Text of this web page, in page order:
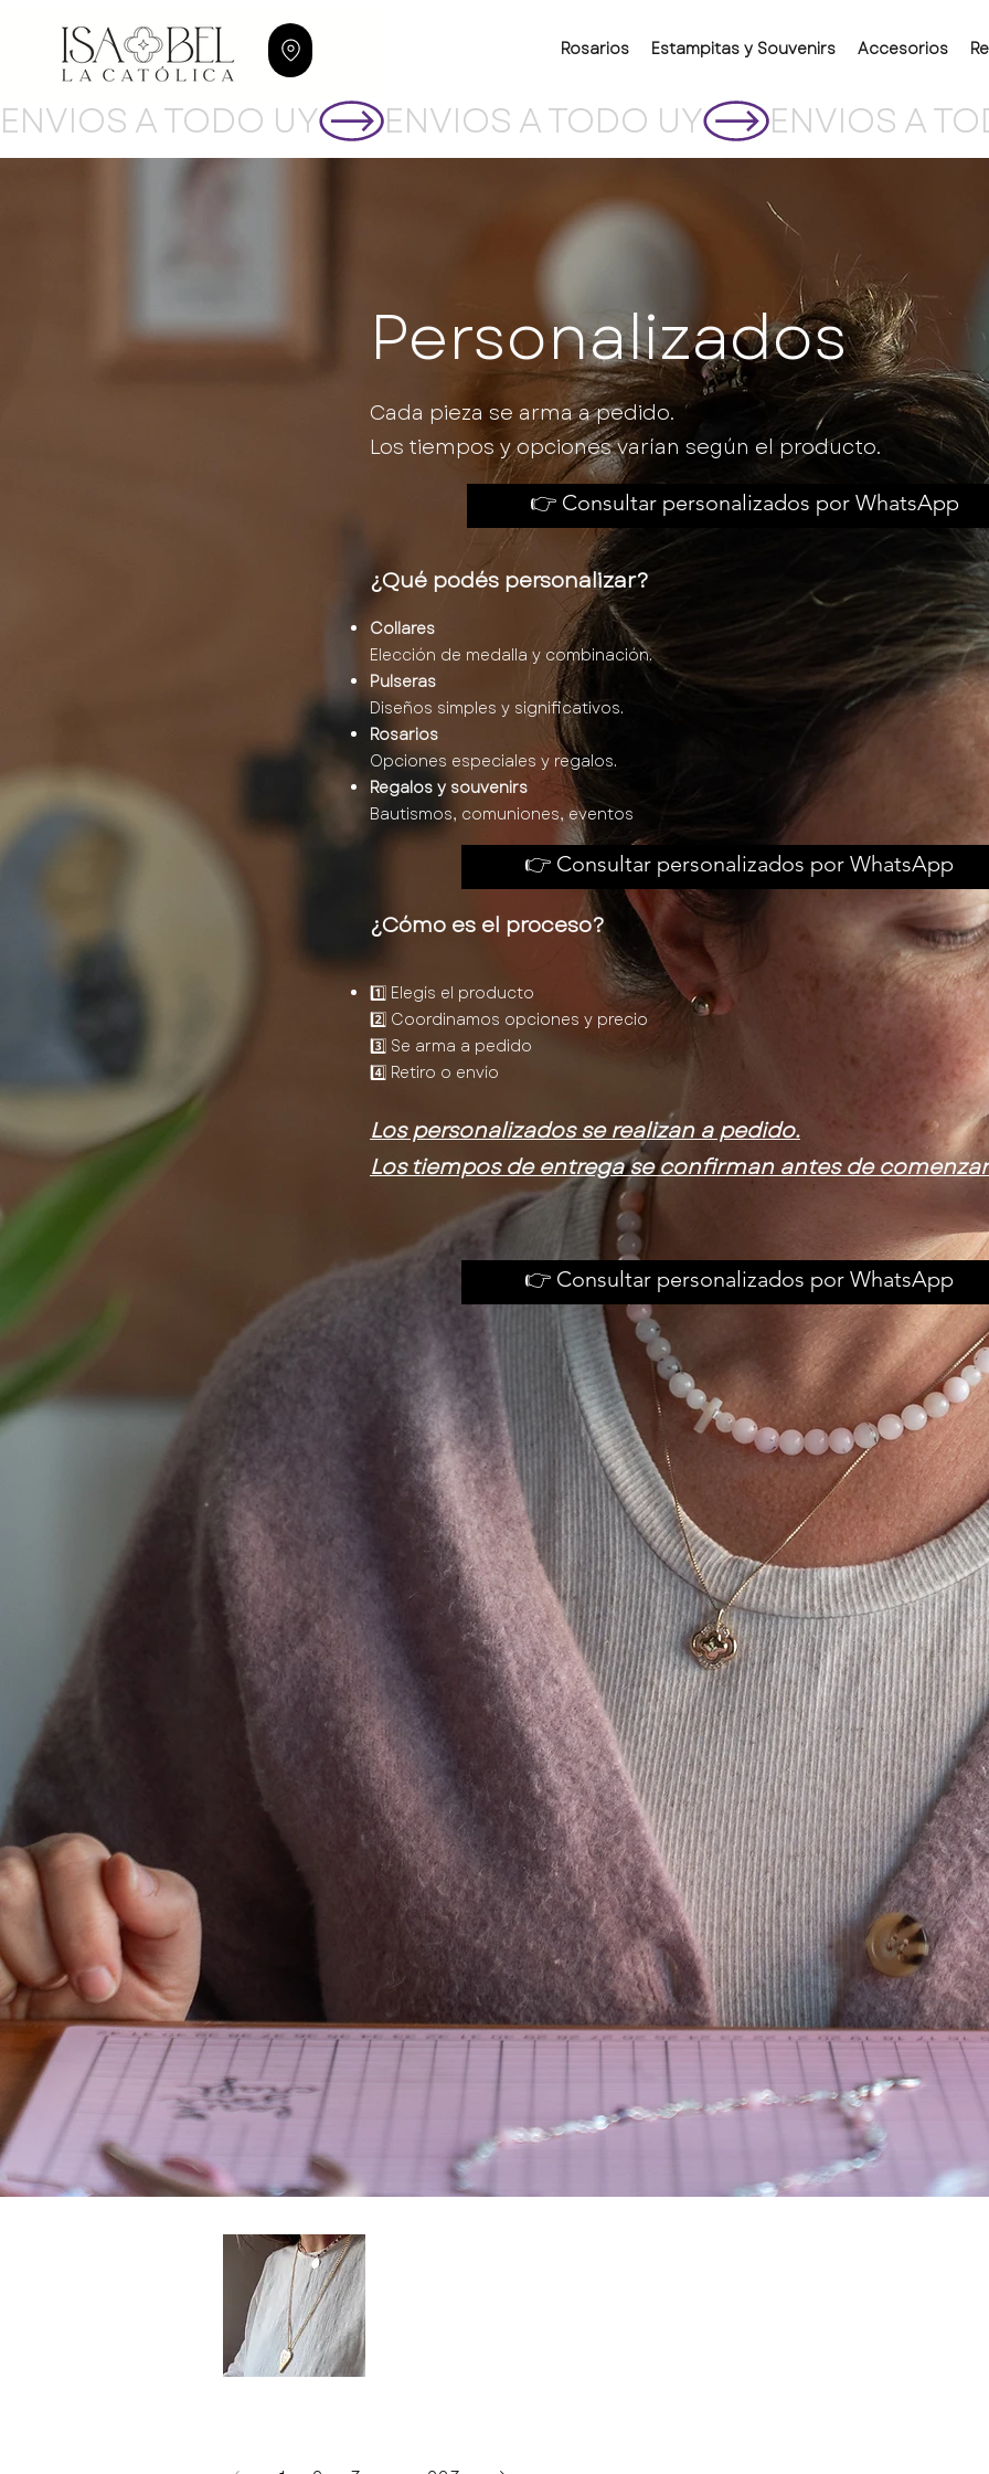
Rosarios Estampitas y Souvenirs Accesorios
ENVIOS A TODO UY
Personalizados
Cada pieza se arma a pedido.
Los tiempos y opciones varían según el producto.
👉 Consultar personalizados por WhatsApp
¿Qué podés personalizar?
Collares
Elección de medalla y combinación.
Pulseras
Diseños simples y significativos.
Rosarios
Opciones especiales y regalos.
Regalos y souvenirs
Bautismos, comuniones, eventos
👉 Consultar personalizados por WhatsApp
¿Cómo es el proceso?
1️⃣ Elegís el producto
2️⃣ Coordinamos opciones y precio
3️⃣ Se arma a pedido
4️⃣ Retiro o envío
Los personalizados se realizan a pedido.
Los tiempos de entrega se confirman antes de
👉 Consultar personalizados por WhatsApp